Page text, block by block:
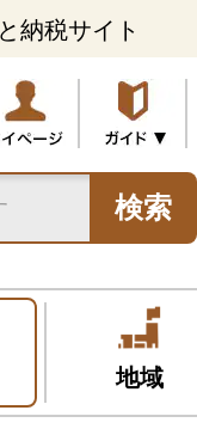
納税サイト
検索
地域